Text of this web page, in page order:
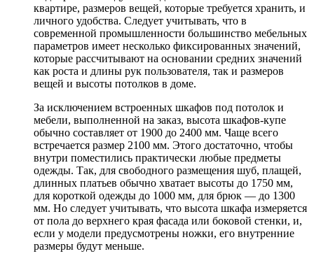
квартире, размеров вещей, которые требуется хранить, и
личного удобства. Следует учитывать, что в
современной промышленности большинство мебельных
параметров имеет несколько фиксированных значений,
которые рассчитывают на основании средних значений
как роста и длины рук пользователя, так и размеров
вещей и высоты потолков в доме.
За исключением встроенных шкафов под потолок и
мебели, выполненной на заказ, высота шкафов-купе
обычно составляет от 1900 до 2400 мм. Чаще всего
встречается размер 2100 мм. Этого достаточно, чтобы
внутри поместились практически любые предметы
одежды. Так, для свободного размещения шуб, плащей,
длинных платьев обычно хватает высоты до 1750 мм,
для короткой одежды до 1000 мм, для брюк — до 1300
мм. Но следует учитывать, что высота шкафа измеряется
от пола до верхнего края фасада или боковой стенки, и,
если у модели предусмотрены ножки, его внутренние
размеры будут меньше.